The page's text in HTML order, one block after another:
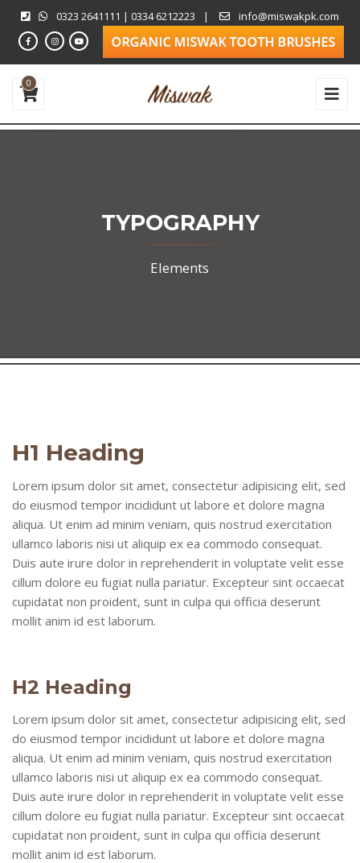
0323 2641111 | 0334 6212223 | info@miswakpk.com
0
TYPOGRAPHY
Elements
H1 Heading
Lorem ipsum dolor sit amet, consectetur adipisicing elit, sed
do eiusmod tempor incididunt ut labore et dolore magna
aliqua. Ut enim ad minim veniam, quis nostrud exercitation
ullamco laboris nisi ut aliquip ex ea commodo consequat.
Duis aute irure dolor in reprehenderit in voluptate velit esse
cillum dolore eu fugiat nulla pariatur. Excepteur sint occaecat
cupidatat non proident, sunt in culpa qui officia deserunt
mollit anim id est laborum.
H2 Heading
Lorem ipsum dolor sit amet, consectetur adipisicing elit, sed
do eiusmod tempor incididunt ut labore et dolore magna
aliqua. Ut enim ad minim veniam, quis nostrud exercitation
ullamco laboris nisi ut aliquip ex ea commodo consequat.
Duis aute irure dolor in reprehenderit in voluptate velit esse
cillum dolore eu fugiat nulla pariatur. Excepteur sint occaecat
cupidatat non proident, sunt in culpa qui officia deserunt
mollit anim id est laborum.